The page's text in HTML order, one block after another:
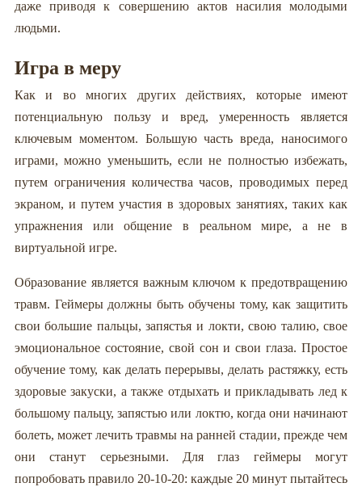
даже приводя к совершению актов насилия молодыми
людьми.
Игра в меру
Как и во многих других действиях, которые имеют
потенциальную пользу и вред, умеренность является
ключевым моментом. Большую часть вреда, наносимого
играми, можно уменьшить, если не полностью избежать,
путем ограничения количества часов, проводимых перед
экраном, и путем участия в здоровых занятиях, таких как
упражнения или общение в реальном мире, а не в
виртуальной игре.
Образование является важным ключом к предотвращению
травм. Геймеры должны быть обучены тому, как защитить
свои большие пальцы, запястья и локти, свою талию, свое
эмоциональное состояние, свой сон и свои глаза. Простое
обучение тому, как делать перерывы, делать растяжку, есть
здоровые закуски, а также отдыхать и прикладывать лед к
большому пальцу, запястью или локтю, когда они начинают
болеть, может лечить травмы на ранней стадии, прежде чем
они станут серьезными. Для глаз геймеры могут
попробовать правило 20-10-20: каждые 20 минут пытайтесь